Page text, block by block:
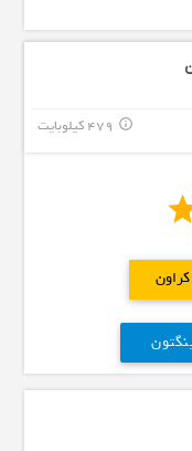
479 کیلوبایت info_outline